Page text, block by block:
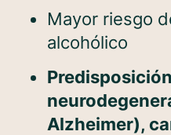
Mayor riesgo
alcohólico
Alzheimer),